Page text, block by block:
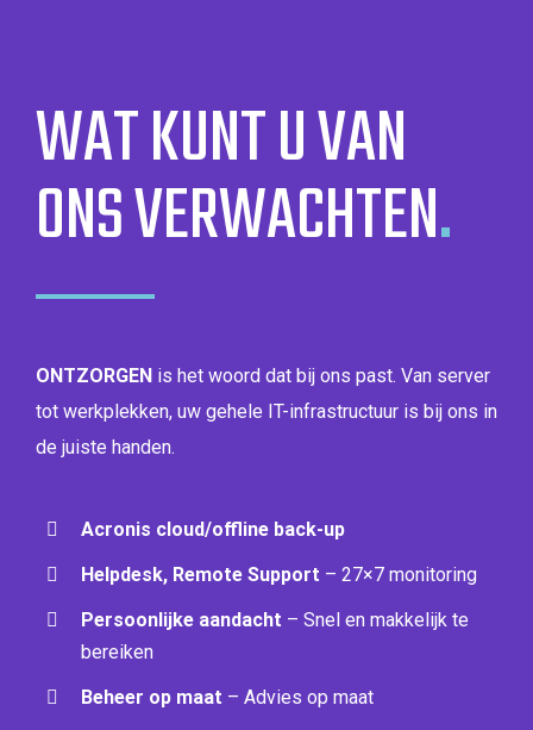
WAT KUNT U VAN
ONS VERWACHTEN.
ONTZORGENis het woord dat bij ons past. Van server
tot werkplekken, uw gehele IT-infrastructuur is bij ons in
de juiste handen.
Acronis cloud/offline back-up
Helpdesk, Remote Support – 27×7 monitoring
Persoonlijke aandacht – Snel en makkelijk te
bereiken
Beheer op maat – Advies op maat